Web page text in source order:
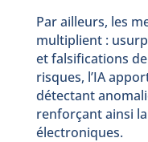
Par ailleurs, les
multiplient :
et falsifications
risques, l’IA
détectant
renforçant ainsi
électroniques.